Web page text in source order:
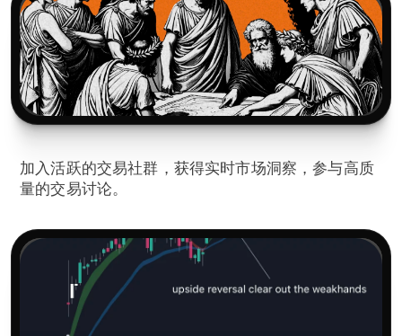
3️⃣ 融入交易社群
加入活跃的交易社群，获得实时市场洞察，参与高质
量的交易讨论。